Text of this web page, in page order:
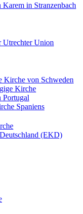
in Stranzenbach
Utrechter Union
Kirche von Schweden
Kirche
Portugal
Spaniens
(EKD)